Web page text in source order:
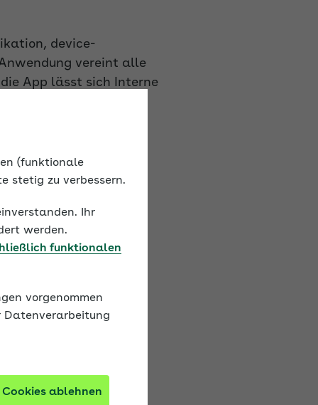
device-
vereint alle
App lässt sich Interne
aufgearbeitet
(funktionale
stetig zu verbessern.
Ihr
werden.
funktionalen
vorgenommen
Datenverarbeitung
ablehnen